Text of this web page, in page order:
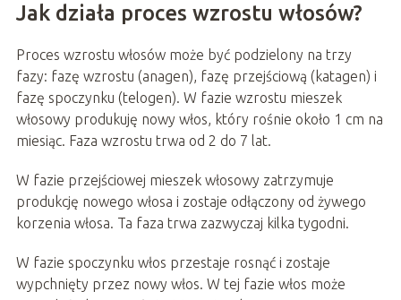
Jak działa proces wzrostu włosów?
Proces wzrostu włosów może być podzielony na trzy
fazy: fazę wzrostu (anagen), fazę przejściową (katagen) i
fazę spoczynku (telogen). W fazie wzrostu mieszek
włosowy produkuję nowy włos, który rośnie około 1 cm na
miesiąc. Faza wzrostu trwa od 2 do 7 lat.
W fazie przejściowej mieszek włosowy zatrzymuje
produkcję nowego włosa i zostaje odłączony od żywego
korzenia włosa. Ta faza trwa zazwyczaj kilka tygodni.
W fazie spoczynku włos przestaje rosnąć i zostaje
wypchnięty przez nowy włos. W tej fazie włos może